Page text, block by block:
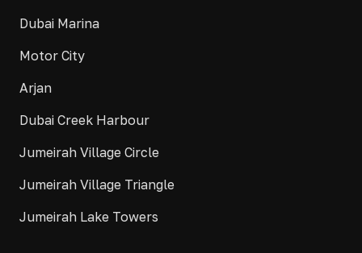
Dubai Marina
Motor City
Arjan
Dubai Creek Harbour
Jumeirah Village Circle
Jumeirah Village Triangle
Jumeirah Lake Towers